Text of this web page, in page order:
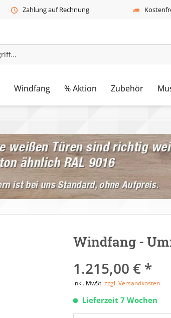
Zahlung auf Rechnung
Windfang % Aktion Zubehör
Windfang -
1.215,00 € *
inkl. MwSt.zzgl. Versandkosten
Lieferzeit 7 Wochen